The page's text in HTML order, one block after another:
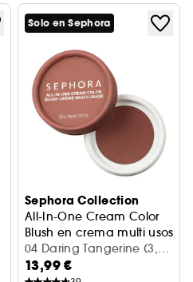
Solo en Sephora
Sephora Collection
All-In-One Cream Color
Blush en crema multi usos
04 Daring Tangerine (3,50
g)
13,99 €